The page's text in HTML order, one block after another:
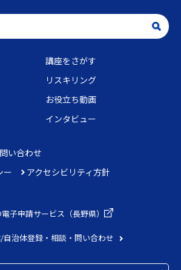
講座をさがす
リスキリング
お役立ち動画
インタビュー
い合わせ
ー
アクセシビリティ方針
子申請サービス（長野県）
自治体登録・相談・問い合わせ